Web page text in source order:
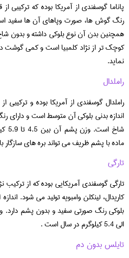
پاناما گوسفندی از آمریکا بوده که ترکیبی
رنگ گوش ها، صورت وپاهای آن ها سفید
همچنین بدن آن نوع بلوکی داشته و بدون
کوچک تر از نژاد کلمبیا است و کمی
نماید.
راملدال
راملدال گوسفندی از آمریکا بوده و
اندازه بدنی بلوکی آن متوسط است و
ماده با پشم ظریف می تواند بره های سازگار
تارگی
تارگی گوسفندی آمریکایی بوده که از
کاریدال، لینکلن وامبویه تولید می شود.
الی 5.4 کیلوگرم در سال است .
تایلس بدون دم